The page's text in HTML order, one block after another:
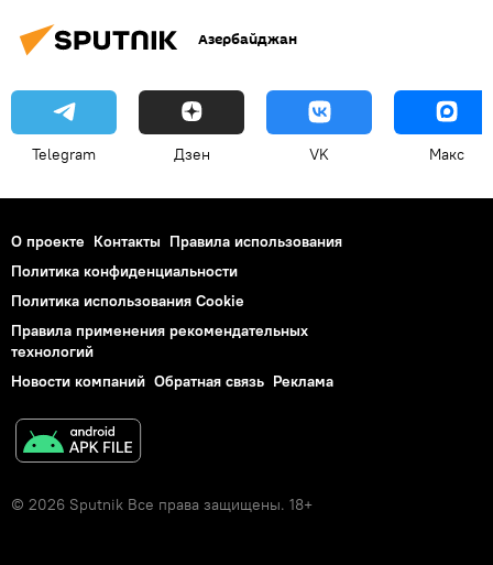
Азербайджан
Telegram Дзен VK Макс
О проекте Контакты Правила использования
Политика конфиденциальности
Политика использования Cookie
Правила применения рекомендательных
технологий
Новости компаний Обратная связь Реклама
© 2026 Sputnik Все права защищены. 18+